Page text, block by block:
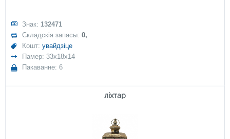
Знак: 132471
Складскія запасы:0,
Кошт:увайдзіце
Памер: 33x18x14
Пакаванне: 6
ліхтар